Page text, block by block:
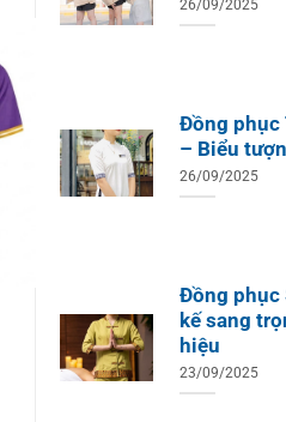
ÁO THUN ĐỒNG PHỤC
Áo Teambuilding Công Ty
26/09/2025
Đồng phục
– Biểu
26/09/2025
Đồng phục
kế sang
hiệu
23/09/2025